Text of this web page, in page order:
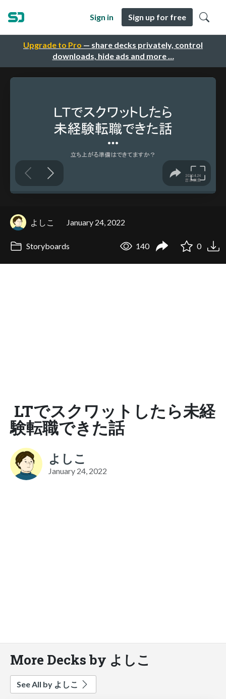
Upgrade to Pro — share decks privately, control
downloads, hide ads and more …
Sign in Sign up for free
よしこ January 24, 2022
Storyboards 140 0
LTでスクワットしたら未経
験転職できた話
よしこ
January 24, 2022
More Decks by よしこ
See All by よしこ